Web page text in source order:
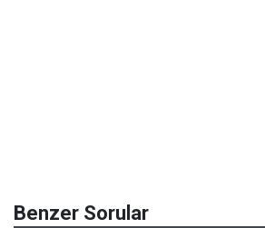
Benzer Sorular